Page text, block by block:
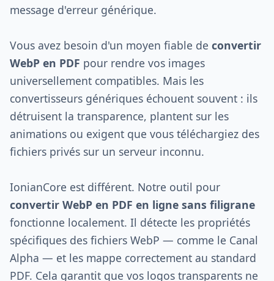
message d'erreur générique.
Vous avez besoin d'un moyen fiable de convertir
WebP en PDF pour rendre vos images
universellement compatibles. Mais les
convertisseurs génériques échouent souvent : ils
détruisent la transparence, plantent sur les
animations ou exigent que vous téléchargiez des
fichiers privés sur un serveur inconnu.
IonianCore est différent. Notre outil pour
convertir WebP en PDF en ligne sans filigrane
fonctionne localement. Il détecte les propriétés
spécifiques des fichiers WebP — comme le Canal
Alpha — et les mappe correctement au standard
PDF. Cela garantit que vos logos transparents ne